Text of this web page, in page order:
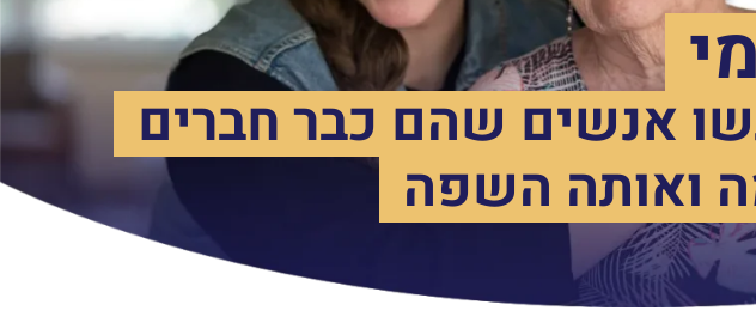
אנשים שהם כבר חברים
ואותה השפה